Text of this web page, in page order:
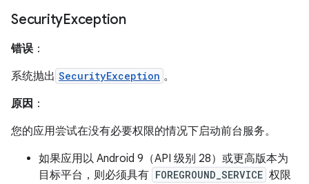
SecurityException
错误：
系统抛出 SecurityException 。
原因 ：
您的应用尝试在没有必要权限的情况下启动前台服务。
如果应用以 Android 9（API 级别 28）或更高版本为
目标平台，则必须具有 FOREGROUND_SERVICE 权限